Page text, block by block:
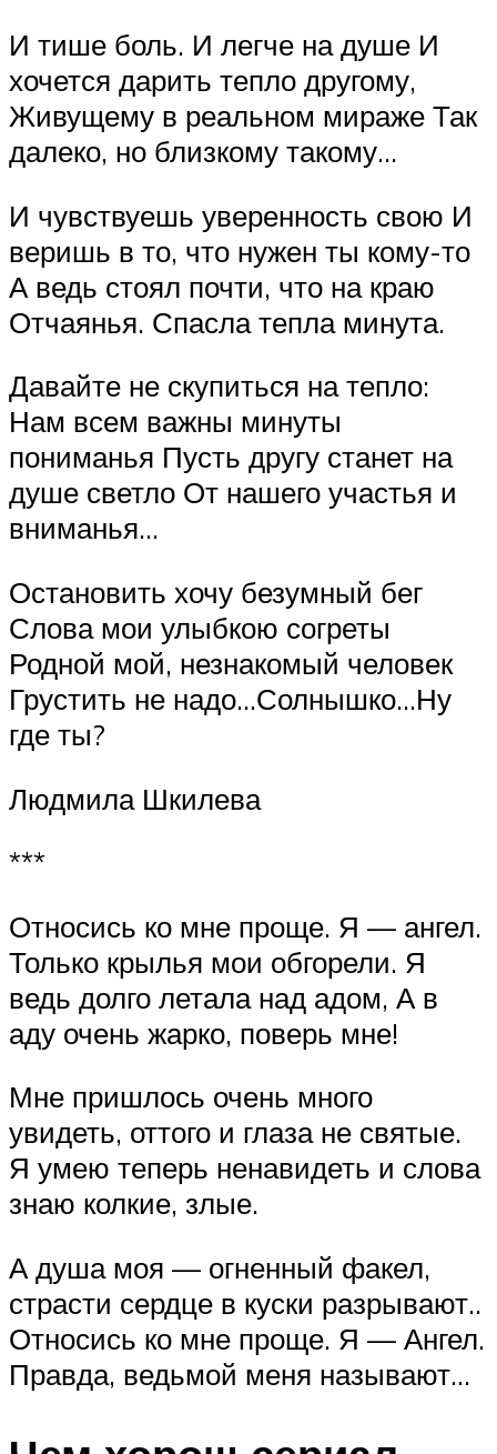
И тише боль. И легче на душе И
хочется дарить тепло другому,
Живущему в реальном мираже Так
далеко, но близкому такому…
И чувствуешь уверенность свою И
веришь в то, что нужен ты кому-то
А ведь стоял почти, что на краю
Отчаянья. Спасла тепла минута.
Давайте не скупиться на тепло:
Нам всем важны минуты
пониманья Пусть другу станет на
душе светло От нашего участья и
вниманья…
Остановить хочу безумный бег
Слова мои улыбкою согреты
Родной мой, незнакомый человек
Грустить не надо…Солнышко…Ну
где ты?
Людмила Шкилева
***
Относись ко мне проще. Я — ангел.
Только крылья мои обгорели. Я
ведь долго летала над адом, А в
аду очень жарко, поверь мне!
Мне пришлось очень много
увидеть, оттого и глаза не святые.
Я умею теперь ненавидеть и слова
знаю колкие, злые.
А душа моя — огненный факел,
страсти сердце в куски разрывают..
Относись ко мне проще. Я — Ангел.
Правда, ведьмой меня называют…